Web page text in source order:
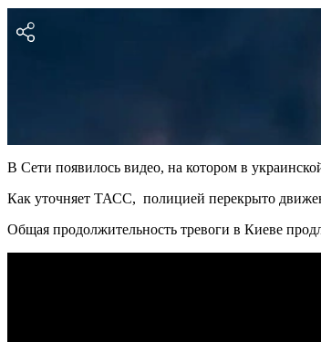
В Сети появилось видео, на котором в
Как уточняет ТАСС, полицией перекрыто
Общая продолжительность тревоги в Киеве